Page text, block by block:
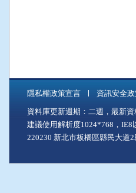
隱私權政策宣言 資訊安全
資料庫更新週期：二週，最新資
建議使用解析度1024*768，IE8
220230 新北市板橋區縣民大道